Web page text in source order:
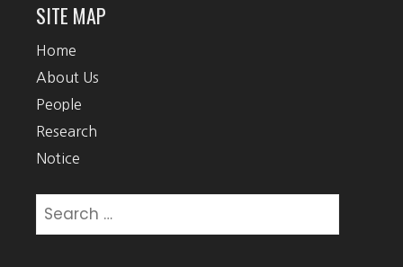
SITE MAP
Home
About Us
People
Research
Notice
for: